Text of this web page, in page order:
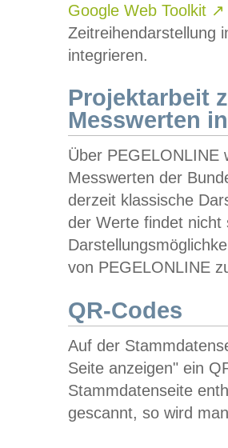
Google Web Toolkit ↗
Zeitreihendarstellung
integrieren.
Projektarbeit
Messwerten
Über PEGELONLINE
Messwerten der
derzeit klassische
der Werte findet
von PEGELONLINE
QR-Codes
Auf der
Seite anzeigen" ein
Stammdatenseite
gescannt, so wird